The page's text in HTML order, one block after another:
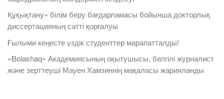
Құқықтану» білім беру бағдарламасы бойынша докторлық
диссертацияның сәтті қорғалуы
Ғылыми кеңесте үздік студенттер марапатталды!
«Bolashaq» Академиясының оқытушысы, белгілі журналист
және зерттеуші Мауен Хамзиннің мақаласы жарияланды